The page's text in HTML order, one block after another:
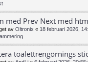
med Prev Next med
av Oltronix « 18 februari 2026,
toalettrengörnings